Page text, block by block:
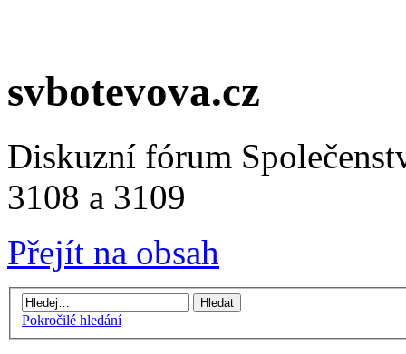
svbotevova.cz
Diskuzní fórum
3108 a 3109
Přejít na obsah
Pokročilé hledání